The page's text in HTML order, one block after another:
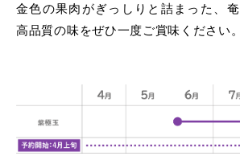
金色の果肉がぎっしりと詰まった、
高品質の味をぜひ一度ご賞味ください。